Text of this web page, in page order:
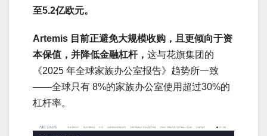
至5.2亿欧元。
Artemis 目前正避免大规模收购，且更倾向于资
本保值，并降低金融杠杆， 这与花旗集团的
《2025 年全球家族办公室报告》趋势所一致
——全球只有 8%的家族办公室使用超过30%的
杠杆率。